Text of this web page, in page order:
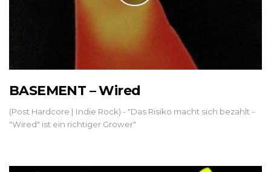
BASEMENT – Wired
(Post Hardcore | Indie Rock) - "Das Risiko macht sich bezahlt -
"Wired" ist ein richtiger Grower"